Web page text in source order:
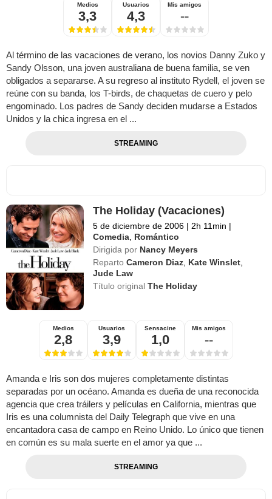
Medios
3,3
Usuarios
4,3
Mis amigos
--
Al término de las vacaciones de verano, los novios Danny Zuko y
Sandy Olsson, una joven australiana de buena familia, se ven
obligados a separarse. A su regreso al instituto Rydell, el joven se
reúne con su banda, los T-birds, de chaquetas de cuero y pelo
engominado. Los padres de Sandy deciden mudarse a Estados
Unidos y la chica ingresa en el ...
STREAMING
The Holiday (Vacaciones)
5 de diciembre de 2006 | 2h 11min |
Comedia Romántico
Dirigida por Nancy Meyers
Reparto Cameron Diaz Kate Winslet
Jude Law
Título originalThe Holiday
Medios
2,8
Usuarios
3,9
Sensacine
1,0
Mis amigos
--
Amanda e Iris son dos mujeres completamente distintas
separadas por un océano. Amanda es dueña de una reconocida
agencia que crea tráilers y películas en California, mientras que
Iris es una columnista del Daily Telegraph que vive en una
encantadora casa de campo en Reino Unido. Lo único que tienen
en común es su mala suerte en el amor ya que ...
STREAMING